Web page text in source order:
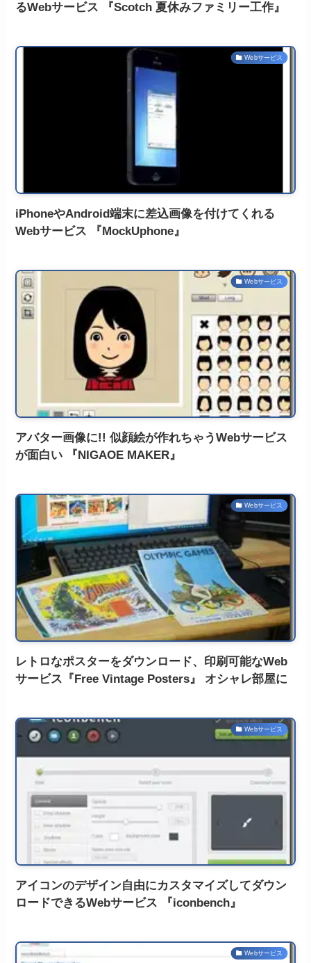
るWebサービス 『Scotch 夏休みファミリー工作』
Webサービス
iPhoneやAndroid端末に差込画像を付けてくれる
Webサービス 『MockUphone』
Webサービス
アバター画像に!! 似顔絵が作れちゃうWebサービス
が面白い 『NIGAOE MAKER』
Webサービス
レトロなポスターをダウンロード、印刷可能なWeb
サービス『Free Vintage Posters』 オシャレ部屋に
Webサービス
アイコンのデザイン自由にカスタマイズしてダウン
ロードできるWebサービス 『iconbench』
Webサービス